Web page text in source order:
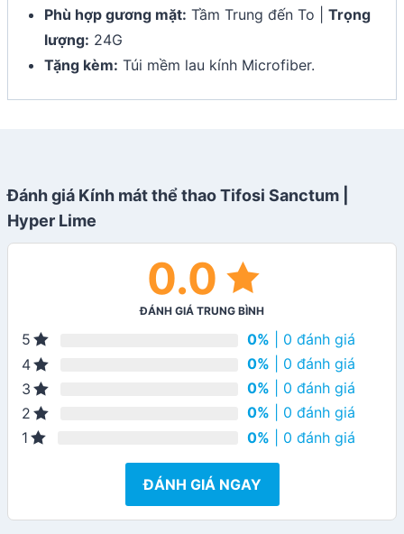
Phù hợp gương mặt: Tầm Trung đến To | Trọng
lượng: 24G
Tặng kèm: Túi mềm lau kính Microfiber.
Đánh giá Kính mát thể thao Tifosi Sanctum |
Hyper Lime
0.0
ĐÁNH GIÁ TRUNG BÌNH
5 0% | 0 đánh giá
4
0% | 0 đánh giá
3
0% | 0 đánh giá
2
0% | 0 đánh giá
1
0% | 0 đánh giá
ĐÁNH GIÁ NGAY